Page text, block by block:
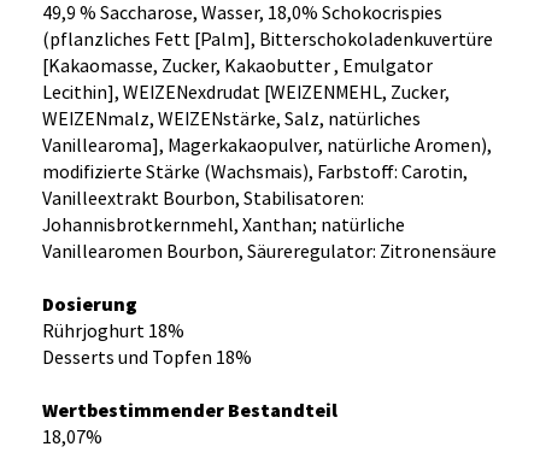
49,9 % Saccharose, Wasser, 18,0% Schokocrispies
(pflanzliches Fett [Palm], Bitterschokoladenkuvertüre
[Kakaomasse, Zucker, Kakaobutter , Emulgator
Lecithin], WEIZENexdrudat [WEIZENMEHL, Zucker,
WEIZENmalz, WEIZENstärke, Salz, natürliches
Vanillearoma], Magerkakaopulver, natürliche Aromen),
modifizierte Stärke (Wachsmais), Farbstoff: Carotin,
Vanilleextrakt Bourbon, Stabilisatoren:
Johannisbrotkernmehl, Xanthan; natürliche
Vanillearomen Bourbon, Säureregulator: Zitronensäure
Dosierung
Rührjoghurt 18%
Desserts und Topfen 18%
Wertbestimmender Bestandteil
18,07%